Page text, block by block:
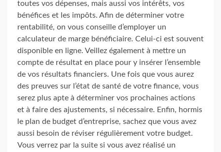
toutes vos dépenses, mais aussi vos intérêts, vos
bénéfices et les impôts. Afin de déterminer votre
rentabilité, on vous conseille d’employer un
calculateur de marge bénéficiaire. Celui-ci est souvent
disponible en ligne. Veillez également à mettre un
compte de résultat en place pour y insérer l’ensemble
de vos résultats financiers. Une fois que vous aurez
des preuves sur l’état de santé de votre finance, vous
serez plus apte à déterminer vos prochaines actions
et à faire des ajustements, si nécessaire. Enfin, hormis
le plan de budget d’entreprise, sachez que vous avez
aussi besoin de réviser régulièrement votre budget.
Vous verrez par la suite si vous avez réalisé un